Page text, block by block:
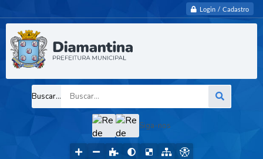
Login / Cadastro
Buscar...
Siga-nos